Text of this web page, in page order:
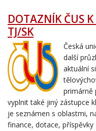
DOTAZNÍK ČUS
TJ/SK
Česká
další
aktuální
primárně
vyplnit také jiný zástupce
je seznámen s oblastmi,
finance, dotace,